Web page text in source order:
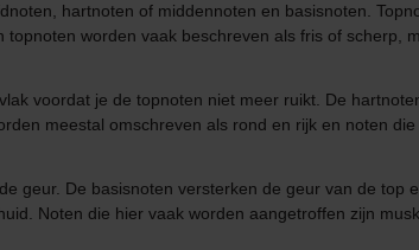
hartnoten of middennoten en basisnoten.
worden vaak beschreven als fris of scherp,
voordat je de topnoten niet meer ruikt. De
meestal omschreven als rond en rijk en noten
geur. De basisnoten versterken de geur van de top
Noten die hier vaak worden aangetroffen zijn